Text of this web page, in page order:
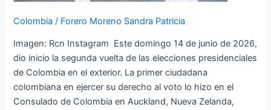
Colombia / Forero Moreno Sandra Patricia
Imagen: Rcn Instagram Este domingo 14 de junio de 2026,
dio inicio la segunda vuelta de las elecciones presidenciales
de Colombia en el exterior. La primer ciudadana
colombiana en ejercer su derecho al voto lo hizo en el
Consulado de Colombia en Auckland, Nueva Zelanda,
vuelta
presidencial
en
el
exterior